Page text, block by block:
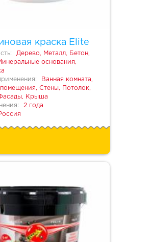
краска Elite
Дерево, Металл, Бетон,
основания,
Ванная комната,
Стены, Потолок,
Крыша
2 года